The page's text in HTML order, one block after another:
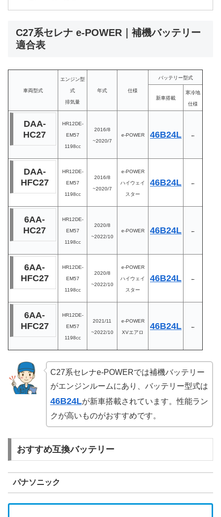
C27系セレナ e-POWER｜補機バッテリー
適合表
車両型式
エンジン型
式
排気量
年式 仕様
バッテリー型式
新車搭載
寒冷地
仕様
DAA-
HC27
HR12DE-
EM57
1198cc
2016/8
~2020/7
e-POWER 46B24L ←
DAA-
HFC27
HR12DE-
EM57
1198cc
2016/8
~2020/7
e-POWER
ハイウェイ
スター
46B24L ←
6AA-
HC27
HR12DE-
EM57
1198cc
2020/8
~2022/10
e-POWER 46B24L ←
6AA-
HFC27
HR12DE-
EM57
1198cc
2020/8
~2022/10
e-POWER
ハイウェイ
スター
46B24L ←
6AA-
HFC27
HR12DE-
EM57
1198cc
2021/11
~2022/10
e-POWER
XVエアロ
46B24L ←
C27系セレナe-POWERでは補機バッテリー
がエンジンルームにあり、バッテリー型式は
46B24Lが新車搭載されています。性能ラン
クが高いものがおすすめです。
おすすめ互換バッテリー
パナソニック